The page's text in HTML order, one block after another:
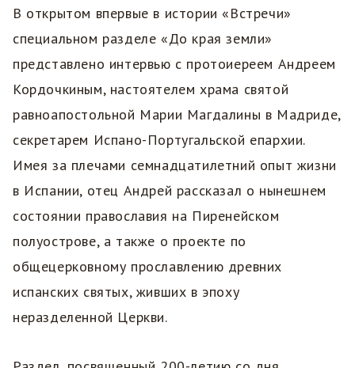
В открытом впервые в истории «Встречи»
специальном разделе «До края земли»
представлено интервью с протоиереем Андреем
Кордочкиным, настоятелем храма святой
равноапостольной Марии Магдалины в Мадриде,
секретарем Испано-Португальской епархии.
Имея за плечами семнадцатилетний опыт жизни
в Испании, отец Андрей рассказал о нынешнем
состоянии православия на Пиренейском
полуострове, а также о проекте по
общецерковному прославлению древних
испанских святых, живших в эпоху
неразделенной Церкви.